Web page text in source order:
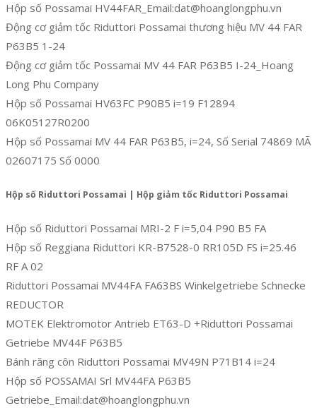
Hộp số Possamai HV44FAR_Email:dat@hoanglongphu.vn
Động cơ giảm tốc Riduttori Possamai thương hiệu MV 44 FAR
P63B5 1-24
Động cơ giảm tốc Possamai MV 44 FAR P63B5 I-24_Hoang
Long Phu Company
Hộp số Possamai HV63FC P90B5 i=19 F12894
06K05127R0200
Hộp số Possamai MV 44 FAR P63B5, i=24, Số Serial 74869 MÃ
02607175 Số 0000
Hộp số Riduttori Possamai | Hộp giảm tốc Riduttori Possamai
Hộp số Riduttori Possamai MRI-2 F i=5,04 P90 B5 FA
Hộp số Reggiana Riduttori KR-B7528-0 RR105D FS i=25.46
RF A 02
Riduttori Possamai MV44FA FA63BS Winkelgetriebe Schnecke
REDUCTOR
MOTEK Elektromotor Antrieb ET63-D +Riduttori Possamai
Getriebe MV44F P63B5
Bánh răng côn Riduttori Possamai MV49N P71B14 i=24
Hộp số POSSAMAI Srl MV44FA P63B5
Getriebe_Email:dat@hoanglongphu.vn